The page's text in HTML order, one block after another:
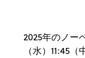
2025年のノー
（水）11:45